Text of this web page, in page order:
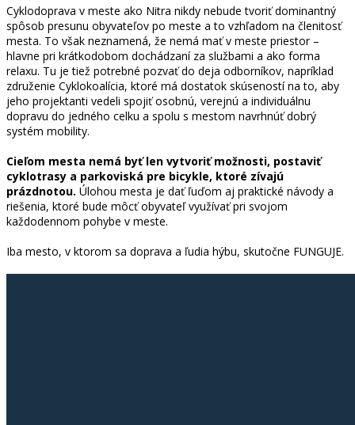
Cyklodoprava v meste ako Nitra nikdy nebude tvoriť dominantný
spôsob presunu obyvateľov po meste a to vzhľadom na členitosť
mesta. To však neznamená, že nemá mať v meste priestor –
hlavne pri krátkodobom dochádzaní za službami a ako forma
relaxu. Tu je tiež potrebné pozvať do deja odborníkov, napríklad
združenie Cyklokoalícia, ktoré má dostatok skúseností na to, aby
jeho projektanti vedeli spojiť osobnú, verejnú a individuálnu
dopravu do jedného celku a spolu s mestom navrhnúť dobrý
systém mobility.
Cieľom mesta nemá byť len vytvoriť možnosti, postaviť
cyklotrasy a parkoviská pre bicykle, ktoré zívajú
prázdnotou. Úlohou mesta je dať ľuďom aj praktické návody a
riešenia, ktoré bude môcť obyvateľ využívať pri svojom
každodennom pohybe v meste.
Iba mesto, v ktorom sa doprava a ľudia hýbu, skutočne FUNGUJE.